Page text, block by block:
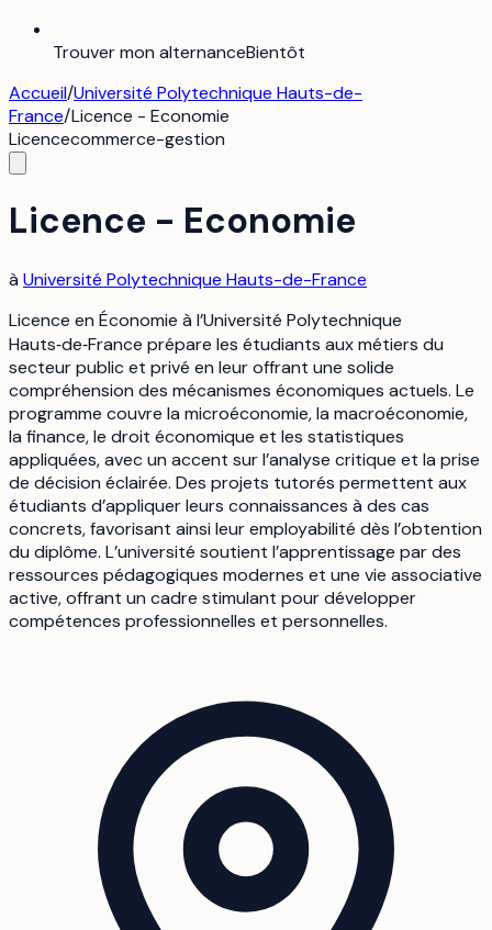
Trouver mon alternanceBientôt
Accueil/Université Polytechnique Hauts-de-
France/Licence - Economie
Licencecommerce-gestion
Licence - Economie
à Université Polytechnique Hauts-de-France
Licence en Économie à l’Université Polytechnique
Hauts‑de‑France prépare les étudiants aux métiers du
secteur public et privé en leur offrant une solide
compréhension des mécanismes économiques actuels. Le
programme couvre la microéconomie, la macroéconomie,
la finance, le droit économique et les statistiques
appliquées, avec un accent sur l’analyse critique et la prise
de décision éclairée. Des projets tutorés permettent aux
étudiants d’appliquer leurs connaissances à des cas
concrets, favorisant ainsi leur employabilité dès l’obtention
du diplôme. L’université soutient l’apprentissage par des
ressources pédagogiques modernes et une vie associative
active, offrant un cadre stimulant pour développer
compétences professionnelles et personnelles.